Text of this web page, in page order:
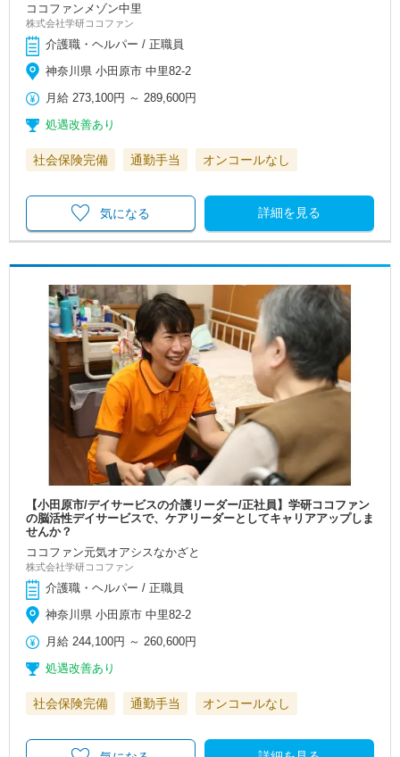
ココファンメゾン中里
株式会社学研ココファン
介護職・ヘルパー / 正職員
神奈川県 小田原市 中里82-2
月給 273,100円 ～ 289,600円
処遇改善あり
社会保険完備 通勤手当 オンコールなし
詳細を見る
気になる
【小田原市/デイサービスの介護リーダー/正社員】学研ココファン
の脳活性デイサービスで、ケアリーダーとしてキャリアアップしま
せんか？
ココファン元気オアシスなかざと
株式会社学研ココファン
介護職・ヘルパー / 正職員
神奈川県 小田原市 中里82-2
月給 244,100円 ～ 260,600円
処遇改善あり
社会保険完備 通勤手当 オンコールなし